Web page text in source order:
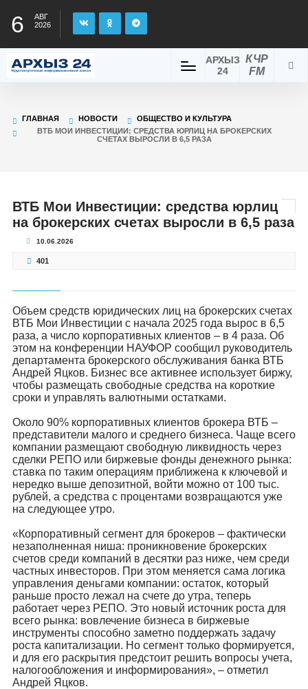
6
АВГ
2026
КЧР
FM
АРХЫЗ
24
ГЛАВНАЯ НОВОСТИ
ОБЩЕСТВО И КУЛЬТУРА
ВТБ МОИ ИНВЕСТИЦИИ: СРЕДСТВА ЮРЛИЦ НА БРОКЕРСКИХ
СЧЕТАХ ВЫРОСЛИ В 6,5 РАЗА
ВТБ Мои Инвестиции: средства юрлиц
на брокерских счетах выросли в 6,5 раза
10.06.2026
401
Объем средств юридических лиц на брокерских счетах
ВТБ Мои Инвестиции с начала 2025 года вырос в 6,5
раза, а число корпоративных клиентов – в 4 раза. Об
этом на конференции НАУФОР сообщил руководитель
департамента брокерского обслуживания банка ВТБ
Андрей Яцков. Бизнес все активнее использует биржу,
чтобы размещать свободные средства на короткие
сроки и управлять валютными остатками.
Около 90% корпоративных клиентов брокера ВТБ –
представители малого и среднего бизнеса. Чаще всего
компании размещают свободную ликвидность через
сделки РЕПО или биржевые фонды денежного рынка:
ставка по таким операциям приближена к ключевой и
нередко выше депозитной, войти можно от 100 тыс.
рублей, а средства с процентами возвращаются уже
на следующее утро.
«Корпоративный сегмент для брокеров – фактически
незаполненная ниша: проникновение брокерских
счетов среди компаний в десятки раз ниже, чем среди
частных инвесторов. При этом меняется сама логика
управления деньгами компании: остаток, который
раньше просто лежал на счете до утра, теперь
работает через РЕПО. Это новый источник роста для
всего рынка: вовлечение бизнеса в биржевые
инструменты способно заметно поддержать задачу
роста капитализации. Но сегмент только формируется,
и для его раскрытия предстоит решить вопросы учета,
налогообложения и информирования», – отметил
Андрей Яцков.